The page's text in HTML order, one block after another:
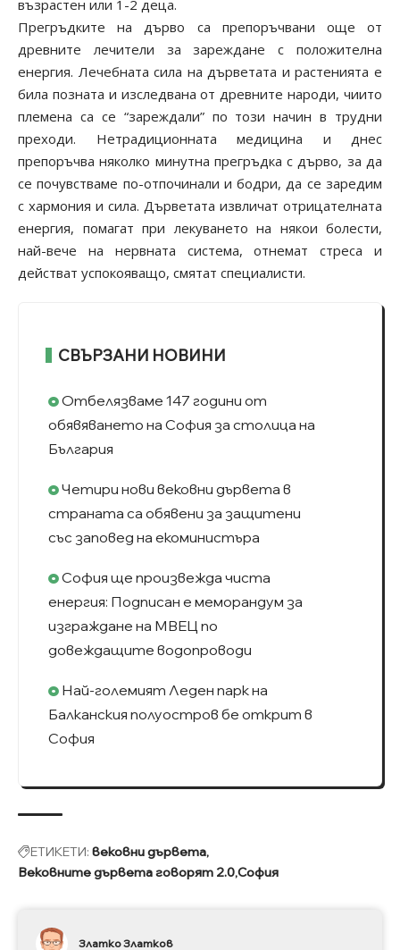
възрастен или 1-2 деца.
Прегръдките на дърво са препоръчвани още от
древните лечители за зареждане с положителна
енергия. Лечебната сила на дърветата и растенията е
била позната и изследвана от древните народи, чиито
племена са се “зареждали” по този начин в трудни
преходи. Нетрадиционната медицина и днес
препоръчва няколко минутна прегръдка с дърво, за да
се почувстваме по-отпочинали и бодри, да се заредим
с хармония и сила. Дърветата извличат отрицателната
енергия, помагат при лекуването на някои болести,
най-вече на нервната система, отнемат стреса и
действат успокояващо, смятат специалисти.
СВЪРЗАНИ НОВИНИ
Отбелязваме 147 години от
обявяването на София за столица на
България
Четири нови вековни дървета в
страната са обявени за защитени
със заповед на екоминистъра
София ще произвежда чиста
енергия: Подписан e меморандум за
изграждане на МВЕЦ по
довеждащите водопроводи
Най-големият Леден парк на
Балканския полуостров бе открит в
София
ЕТИКЕТИ: вековни дървета
Вековните дървета говорят 2.0София
Златко Златков